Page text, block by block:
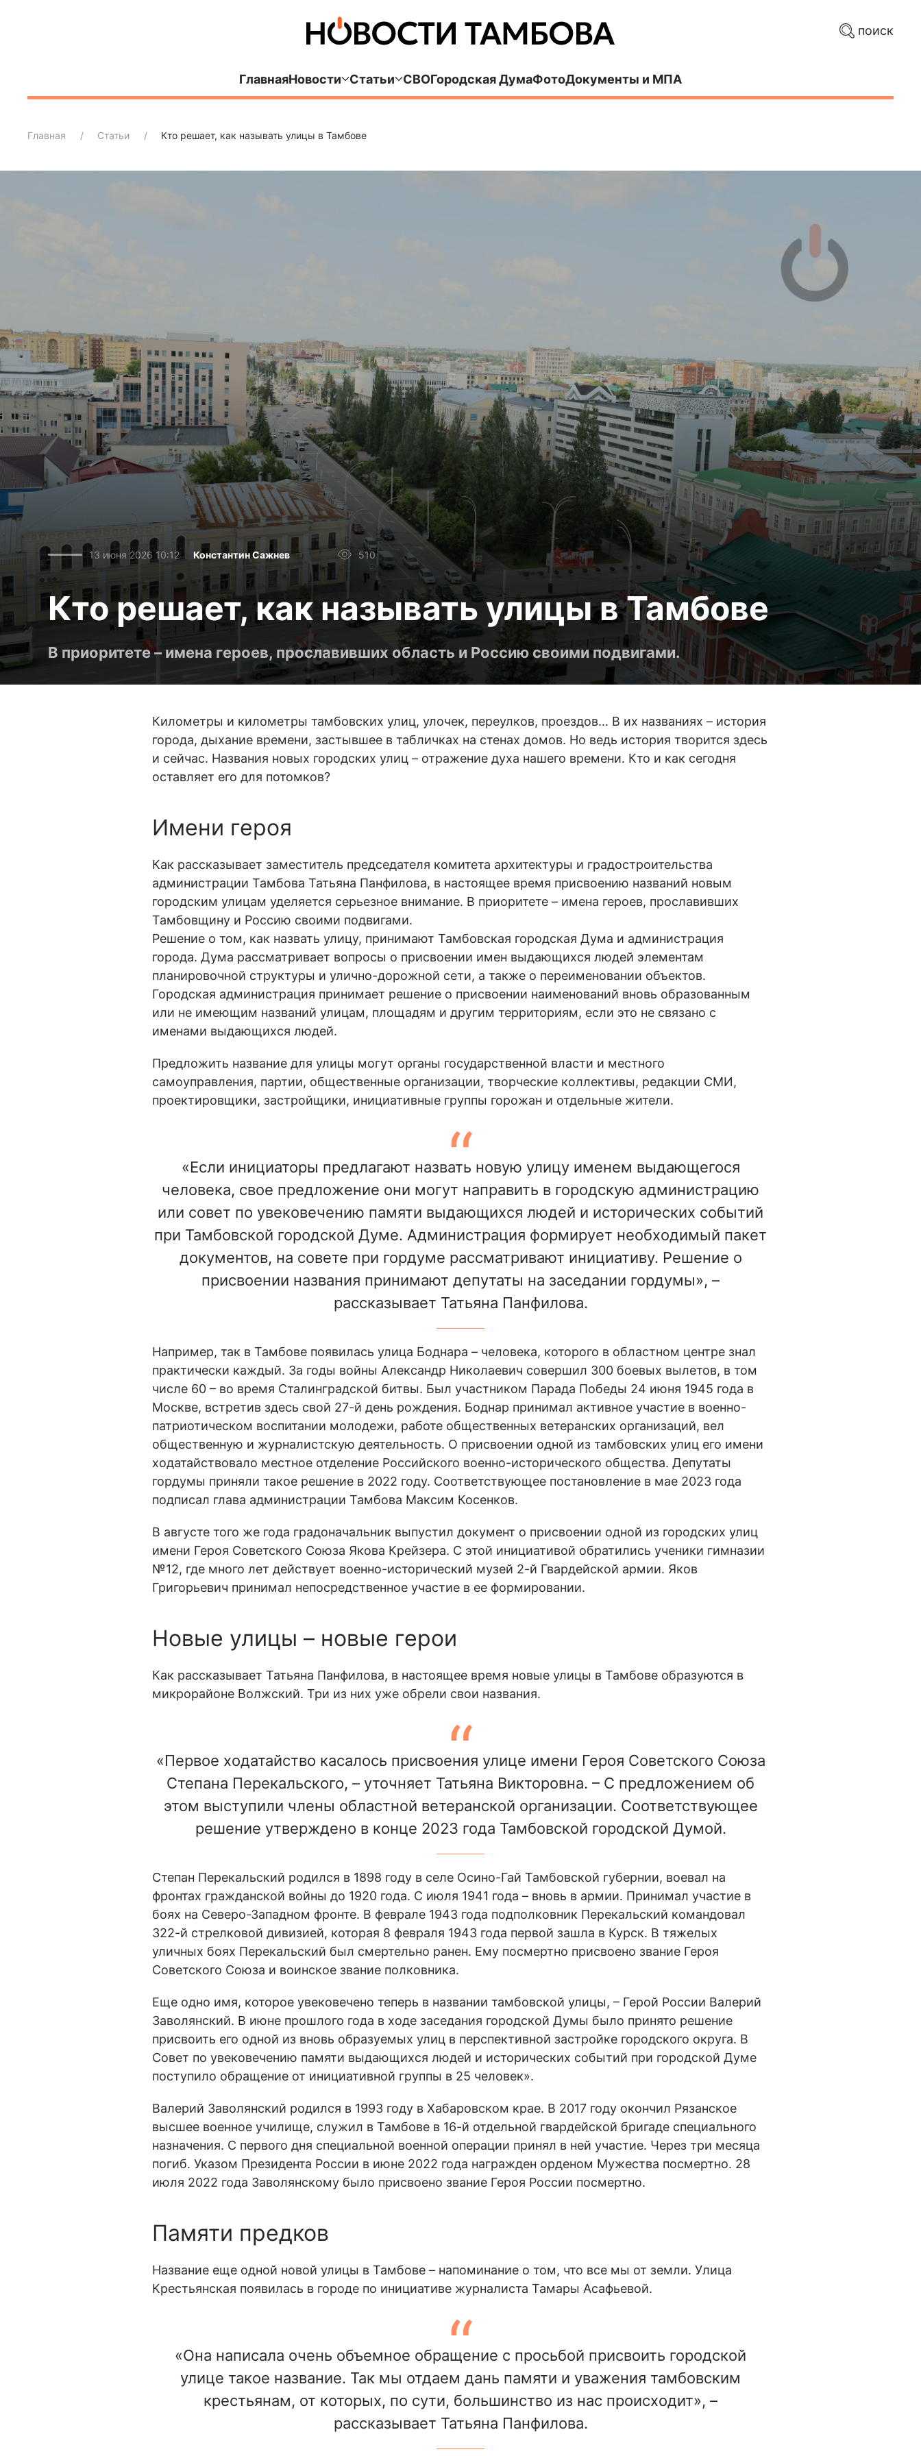
поиск
ГлавнаяНовости Статьи СВОГородская ДумаФотоДокументы и МПА
Главная Статьи Кто решает, как называть улицы в Тамбове
13 июня 2026 10:12 Константин Сажнев 510
Кто решает, как называть улицы в Тамбове
В приоритете – имена героев, прославивших область и Россию своими подвигами.
Километры и километры тамбовских улиц, улочек, переулков, проездов… В их названиях – история
города, дыхание времени, застывшее в табличках на стенах домов. Но ведь история творится здесь
и сейчас. Названия новых городских улиц – отражение духа нашего времени. Кто и как сегодня
оставляет его для потомков?
Имени героя
Как рассказывает заместитель председателя комитета архитектуры и градостроительства
администрации Тамбова Татьяна Панфилова, в настоящее время присвоению названий новым
городским улицам уделяется серьезное внимание. В приоритете – имена героев, прославивших
Тамбовщину и Россию своими подвигами.
Решение о том, как назвать улицу, принимают Тамбовская городская Дума и администрация
города. Дума рассматривает вопросы о присвоении имен выдающихся людей элементам
планировочной структуры и улично-дорожной сети, а также о переименовании объектов.
Городская администрация принимает решение о присвоении наименований вновь образованным
или не имеющим названий улицам, площадям и другим территориям, если это не связано с
именами выдающихся людей.
Предложить название для улицы могут органы государственной власти и местного
самоуправления, партии, общественные организации, творческие коллективы, редакции СМИ,
проектировщики, застройщики, инициативные группы горожан и отдельные жители.
«Если инициаторы предлагают назвать новую улицу именем выдающегося
человека, свое предложение они могут направить в городскую администрацию
или совет по увековечению памяти выдающихся людей и исторических событий
при Тамбовской городской Думе. Администрация формирует необходимый пакет
документов, на совете при гордуме рассматривают инициативу. Решение о
присвоении названия принимают депутаты на заседании гордумы», –
рассказывает Татьяна Панфилова.
Например, так в Тамбове появилась улица Боднара – человека, которого в областном центре знал
практически каждый. За годы войны Александр Николаевич совершил 300 боевых вылетов, в том
числе 60 – во время Сталинградской битвы. Был участником Парада Победы 24 июня 1945 года в
Москве, встретив здесь свой 27-й день рождения. Боднар принимал активное участие в военно-
патриотическом воспитании молодежи, работе общественных ветеранских организаций, вел
общественную и журналистскую деятельность. О присвоении одной из тамбовских улиц его имени
ходатайствовало местное отделение Российского военно-исторического общества. Депутаты
гордумы приняли такое решение в 2022 году. Соответствующее постановление в мае 2023 года
подписал глава администрации Тамбова Максим Косенков.
В августе того же года градоначальник выпустил документ о присвоении одной из городских улиц
имени Героя Советского Союза Якова Крейзера. С этой инициативой обратились ученики гимназии
№12, где много лет действует военно-исторический музей 2-й Гвардейской армии. Яков
Григорьевич принимал непосредственное участие в ее формировании.
Новые улицы – новые герои
Как рассказывает Татьяна Панфилова, в настоящее время новые улицы в Тамбове образуются в
микрорайоне Волжский. Три из них уже обрели свои названия.
«Первое ходатайство касалось присвоения улице имени Героя Советского Союза
Степана Перекальского, – уточняет Татьяна Викторовна. – С предложением об
этом выступили члены областной ветеранской организации. Соответствующее
решение утверждено в конце 2023 года Тамбовской городской Думой.
Степан Перекальский родился в 1898 году в селе Осино-Гай Тамбовской губернии, воевал на
фронтах гражданской войны до 1920 года. С июля 1941 года – вновь в армии. Принимал участие в
боях на Северо-Западном фронте. В феврале 1943 года подполковник Перекальский командовал
322-й стрелковой дивизией, которая 8 февраля 1943 года первой зашла в Курск. В тяжелых
уличных боях Перекальский был смертельно ранен. Ему посмертно присвоено звание Героя
Советского Союза и воинское звание полковника.
Еще одно имя, которое увековечено теперь в названии тамбовской улицы, – Герой России Валерий
Заволянский. В июне прошлого года в ходе заседания городской Думы было принято решение
присвоить его одной из вновь образуемых улиц в перспективной застройке городского округа. В
Совет по увековечению памяти выдающихся людей и исторических событий при городской Думе
поступило обращение от инициативной группы в 25 человек».
Валерий Заволянский родился в 1993 году в Хабаровском крае. В 2017 году окончил Рязанское
высшее военное училище, служил в Тамбове в 16-й отдельной гвардейской бригаде специального
назначения. С первого дня специальной военной операции принял в ней участие. Через три месяца
погиб. Указом Президента России в июне 2022 года награжден орденом Мужества посмертно. 28
июля 2022 года Заволянскому было присвоено звание Героя России посмертно.
Памяти предков
Название еще одной новой улицы в Тамбове – напоминание о том, что все мы от земли. Улица
Крестьянская появилась в городе по инициативе журналиста Тамары Асафьевой.
«Она написала очень объемное обращение с просьбой присвоить городской
улице такое название. Так мы отдаем дань памяти и уважения тамбовским
крестьянам, от которых, по сути, большинство из нас происходит», –
рассказывает Татьяна Панфилова.